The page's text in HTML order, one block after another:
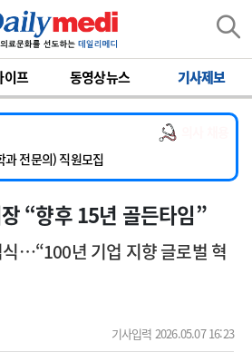
이프 동영상뉴스 기사제보
인턴 모집
의학과 임기제 임상의사 채용
과(소아응급전담) 계약직 의사 공개채용
전문의) 직원모집
(레지던트1년차) 모집
기 인턴 모집
“향후 15년 골든타임”
…“100년 기업 지향 글로벌 혁
기사입력 2026.05.07 16:23